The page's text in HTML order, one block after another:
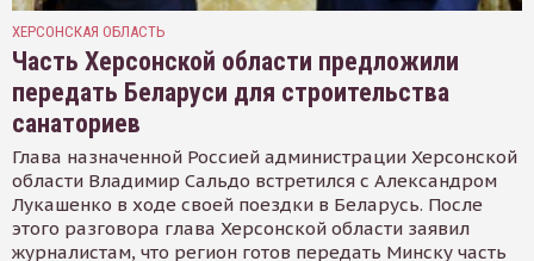
ХЕРСОНСКАЯ ОБЛАСТЬ
Часть Херсонской области предложили
передать Беларуси для строительства
санаториев
Глава назначенной Россией администрации Херсонской
области Владимир Сальдо встретился с Александром
Лукашенко в ходе своей поездки в Беларусь. После
этого разговора глава Херсонской области заявил
журналистам, что регион готов передать Минску часть